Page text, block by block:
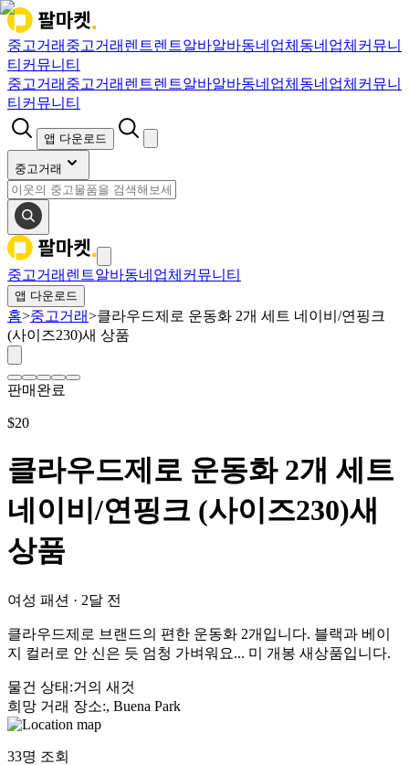
중고거래 중고거래 렌트렌트알바알바동네업체 동네업체 커뮤니
티 커뮤니티
중고거래 중고거래 렌트렌트알바알바동네업체 동네업체 커뮤니
티 커뮤니티
앱 다운로드
중고거래
중고거래 렌트알바동네업체 커뮤니티
앱 다운로드
홈>중고거래>클라우드제로 운동화 2개 세트 네이비/연핑크
(사이즈230)새 상품
판매완료
$20
클라우드제로 운동화 2개 세트
네이비/연핑크 (사이즈230)새
상품
여성 패션 · 2달 전
클라우드제로 브랜드의 편한 운동화 2개입니다. 블랙과 베이
지 컬러로 안 신은 듯 엄청 가벼워요... 미 개봉 새상품입니다.
물건 상태 :거의 새것
희망 거래 장소:, Buena Park
33명 조회